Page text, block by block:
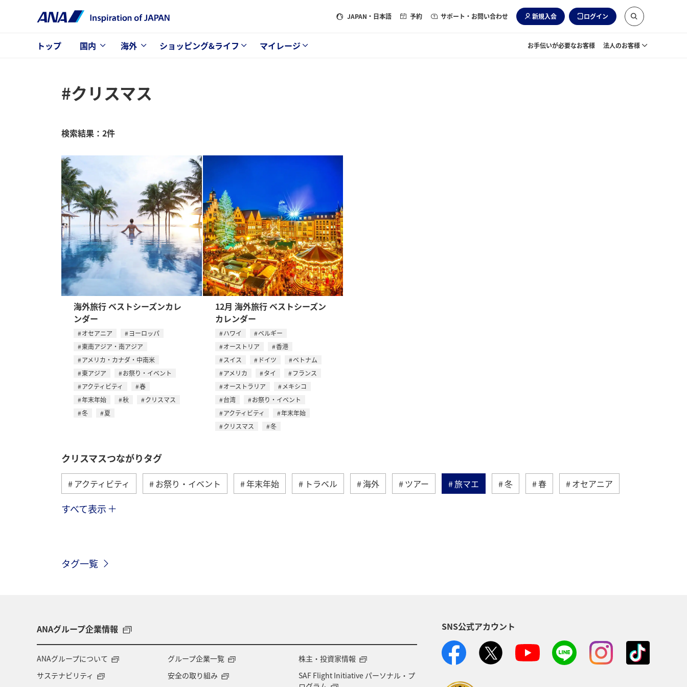
JAPAN ・日本語 予約 サポート・お問い合わせ 新規入会 ログイン
トップ 国内 海外 ショッピング&ライフ マイレージ お手伝いが必要なお客様 法人のお客様
#クリスマス
検索結果：2件
海外旅行 ベストシーズンカレ
ンダー
オセアニア
ヨーロッパ
東南アジア・南アジア
アメリカ・カナダ・中南米
東アジア
お祭り・イベント
アクティビティ
春
年末年始
秋
クリスマス
冬
夏
12月 海外旅行 ベストシーズン
カレンダー
ハワイ
ベルギー
オーストリア
香港
スイス
ドイツ
ベトナム
アメリカ
タイ
フランス
オーストラリア
メキシコ
台湾
お祭り・イベント
アクティビティ
年末年始
クリスマス
冬
クリスマスつながりタグ
アクティビティ お祭り・イベント 年末年始 トラベル 海外 ツアー 旅マエ 冬 春 オセアニア
ヨーロッパ
メキシコ
すべて表示
タグ一覧
ANAグループ企業情報
ANAグループについて グループ企業一覧
株主・投資家情報
サステナビリティ
安全の取り組み
SAF Flight Initiative パーソナル・プ
SNS公式アカウント